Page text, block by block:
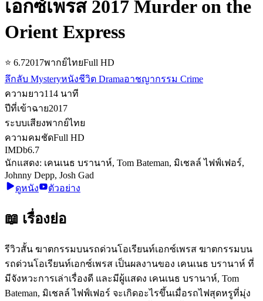
เอกซ์เพรส 2017 Murder on the
Orient Express
⭐ 6.72017พากย์ไทยFull HD
ลึกลับ Mysteryหนังชีวิต Dramaอาชญากรรม Crime
ความยาว114 นาที
ปีที่เข้าฉาย2017
ระบบเสียงพากย์ไทย
ความคมชัดFull HD
IMDb6.7
นักแสดง: เคนเนธ บรานาห์, Tom Bateman, มิเชลล์ ไฟฟ์เฟอร์,
Johnny Depp, Josh Gad
ดูหนัง
ตัวอย่าง
📖 เรื่องย่อ
รีวิวสั้น ฆาตกรรมบนรถด่วนโอเรียนท์เอกซ์เพรส ฆาตกรรมบน
รถด่วนโอเรียนท์เอกซ์เพรส เป็นผลงานของ เคนเนธ บรานาห์ ที่
มีจังหวะการเล่าเรื่องดี และมีผู้แสดง เคนเนธ บรานาห์, Tom
Bateman, มิเชลล์ ไฟฟ์เฟอร์ จะเกิดอะไรขึ้นเมื่อรถไฟสุดหรูที่มุ่ง